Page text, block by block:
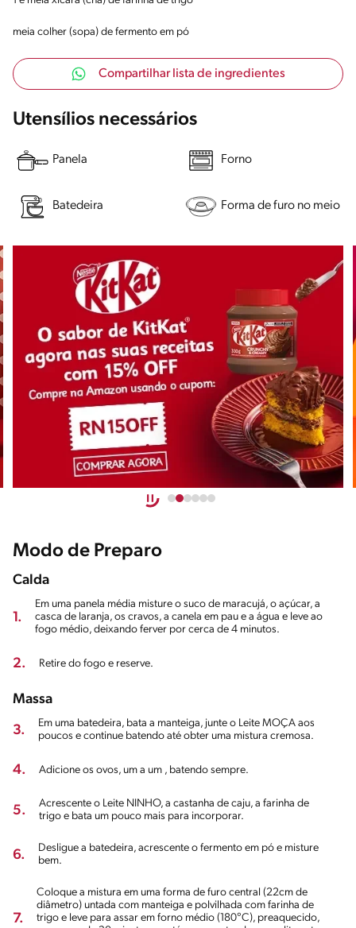
meia colher (sopa) de fermento em pó
Compartilhar lista de ingredientes
Utensílios necessários
Panela Forno
Batedeira Forma de furo no meio
Modo de Preparo
Calda
1.
Em uma panela média misture o suco de maracujá, o açúcar, a
casca de laranja, os cravos, a canela em pau e a água e leve ao
fogo médio, deixando ferver por cerca de 4 minutos.
2. Retire do fogo e reserve.
Massa
3.
Em uma batedeira, bata a manteiga, junte o Leite MOÇA aos
poucos e continue batendo até obter uma mistura cremosa.
4. Adicione os ovos, um a um , batendo sempre.
5.
Acrescente o Leite NINHO, a castanha de caju, a farinha de
trigo e bata um pouco mais para incorporar.
6.
Desligue a batedeira, acrescente o fermento em pó e misture
bem.
7.
Coloque a mistura em uma forma de furo central (22cm de
diâmetro) untada com manteiga e polvilhada com farinha de
trigo e leve para assar em forno médio (180°C), preaquecido,